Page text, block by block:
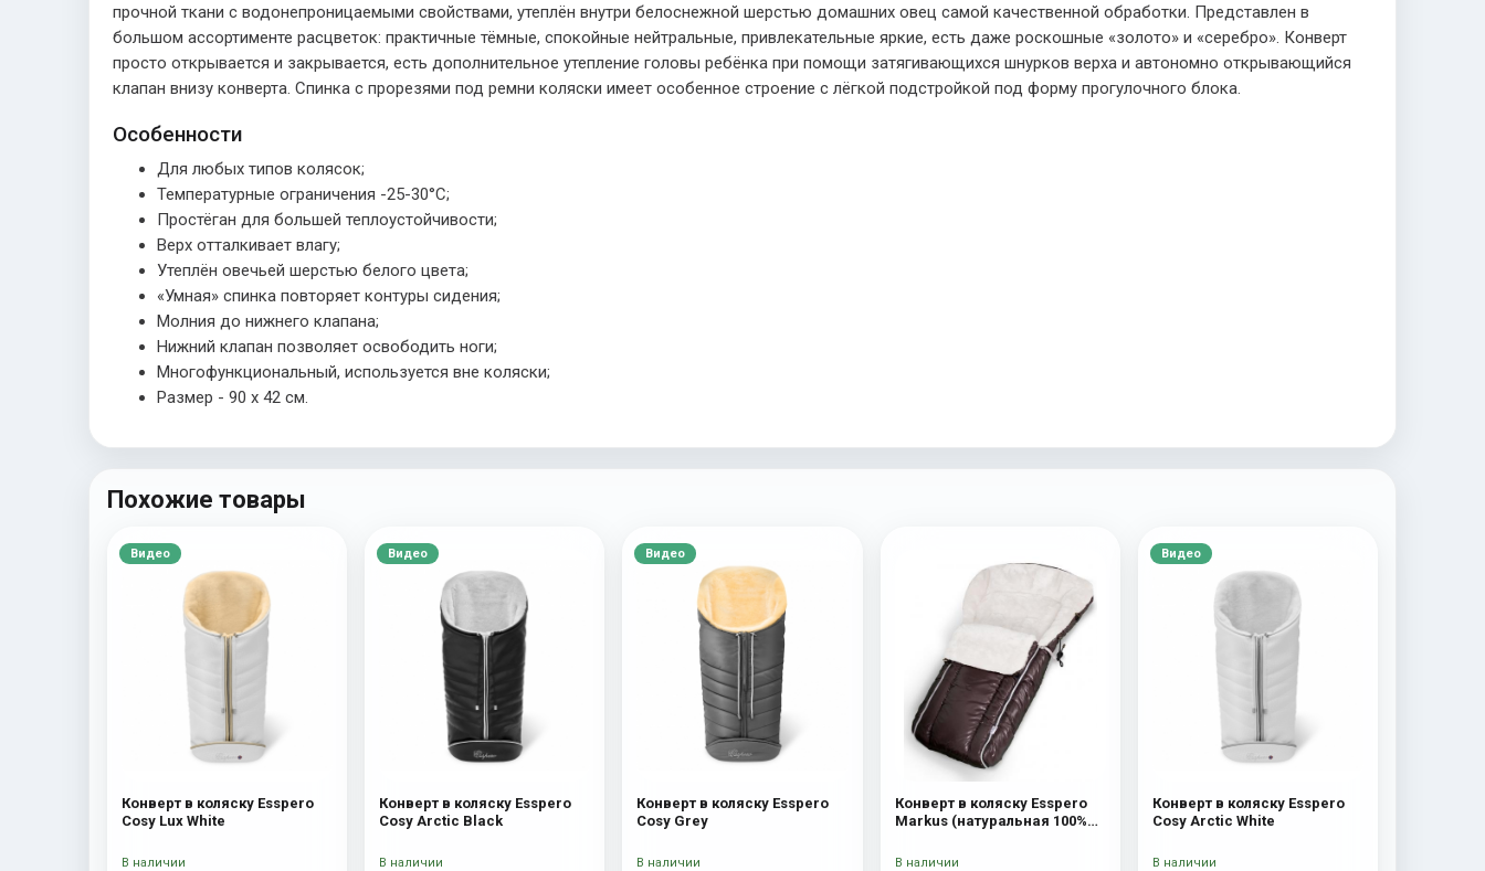
прочной ткани с водонепроницаемыми свойствами, утеплён внутри белоснежной шерстью домашних овец самой качественной обработки. Представлен в
большом ассортименте расцветок: практичные тёмные, спокойные нейтральные, привлекательные яркие, есть даже роскошные «золото» и «серебро». Конверт
просто открывается и закрывается, есть дополнительное утепление головы ребёнка при помощи затягивающихся шнурков верха и автономно открывающийся
клапан внизу конверта. Спинка с прорезями под ремни коляски имеет особенное строение с лёгкой подстройкой под форму прогулочного блока.
Особенности
Для любых типов колясок;
Температурные ограничения -25-30°С;
Простёган для большей теплоустойчивости;
Верх отталкивает влагу;
Утеплён овечьей шерстью белого цвета;
«Умная» спинка повторяет контуры сидения;
Молния до нижнего клапана;
Нижний клапан позволяет освободить ноги;
Многофункциональный, используется вне коляски;
Размер - 90 x 42 см.
Похожие товары
Видео
Конверт в коляску Esspero
Cosy Lux White
В наличии
Видео
Конверт в коляску Esspero
Cosy Arctic Black
В наличии
Видео
Конверт в коляску Esspero
Cosy Grey
В наличии
Конверт в коляску Esspero
Markus (натуральная 100%
В наличии
Видео
Конверт в коляску Esspero
Cosy Arctic White
В наличии